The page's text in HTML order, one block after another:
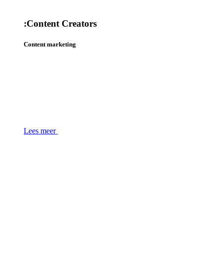
:Content Creators
Content marketing
Lees meer